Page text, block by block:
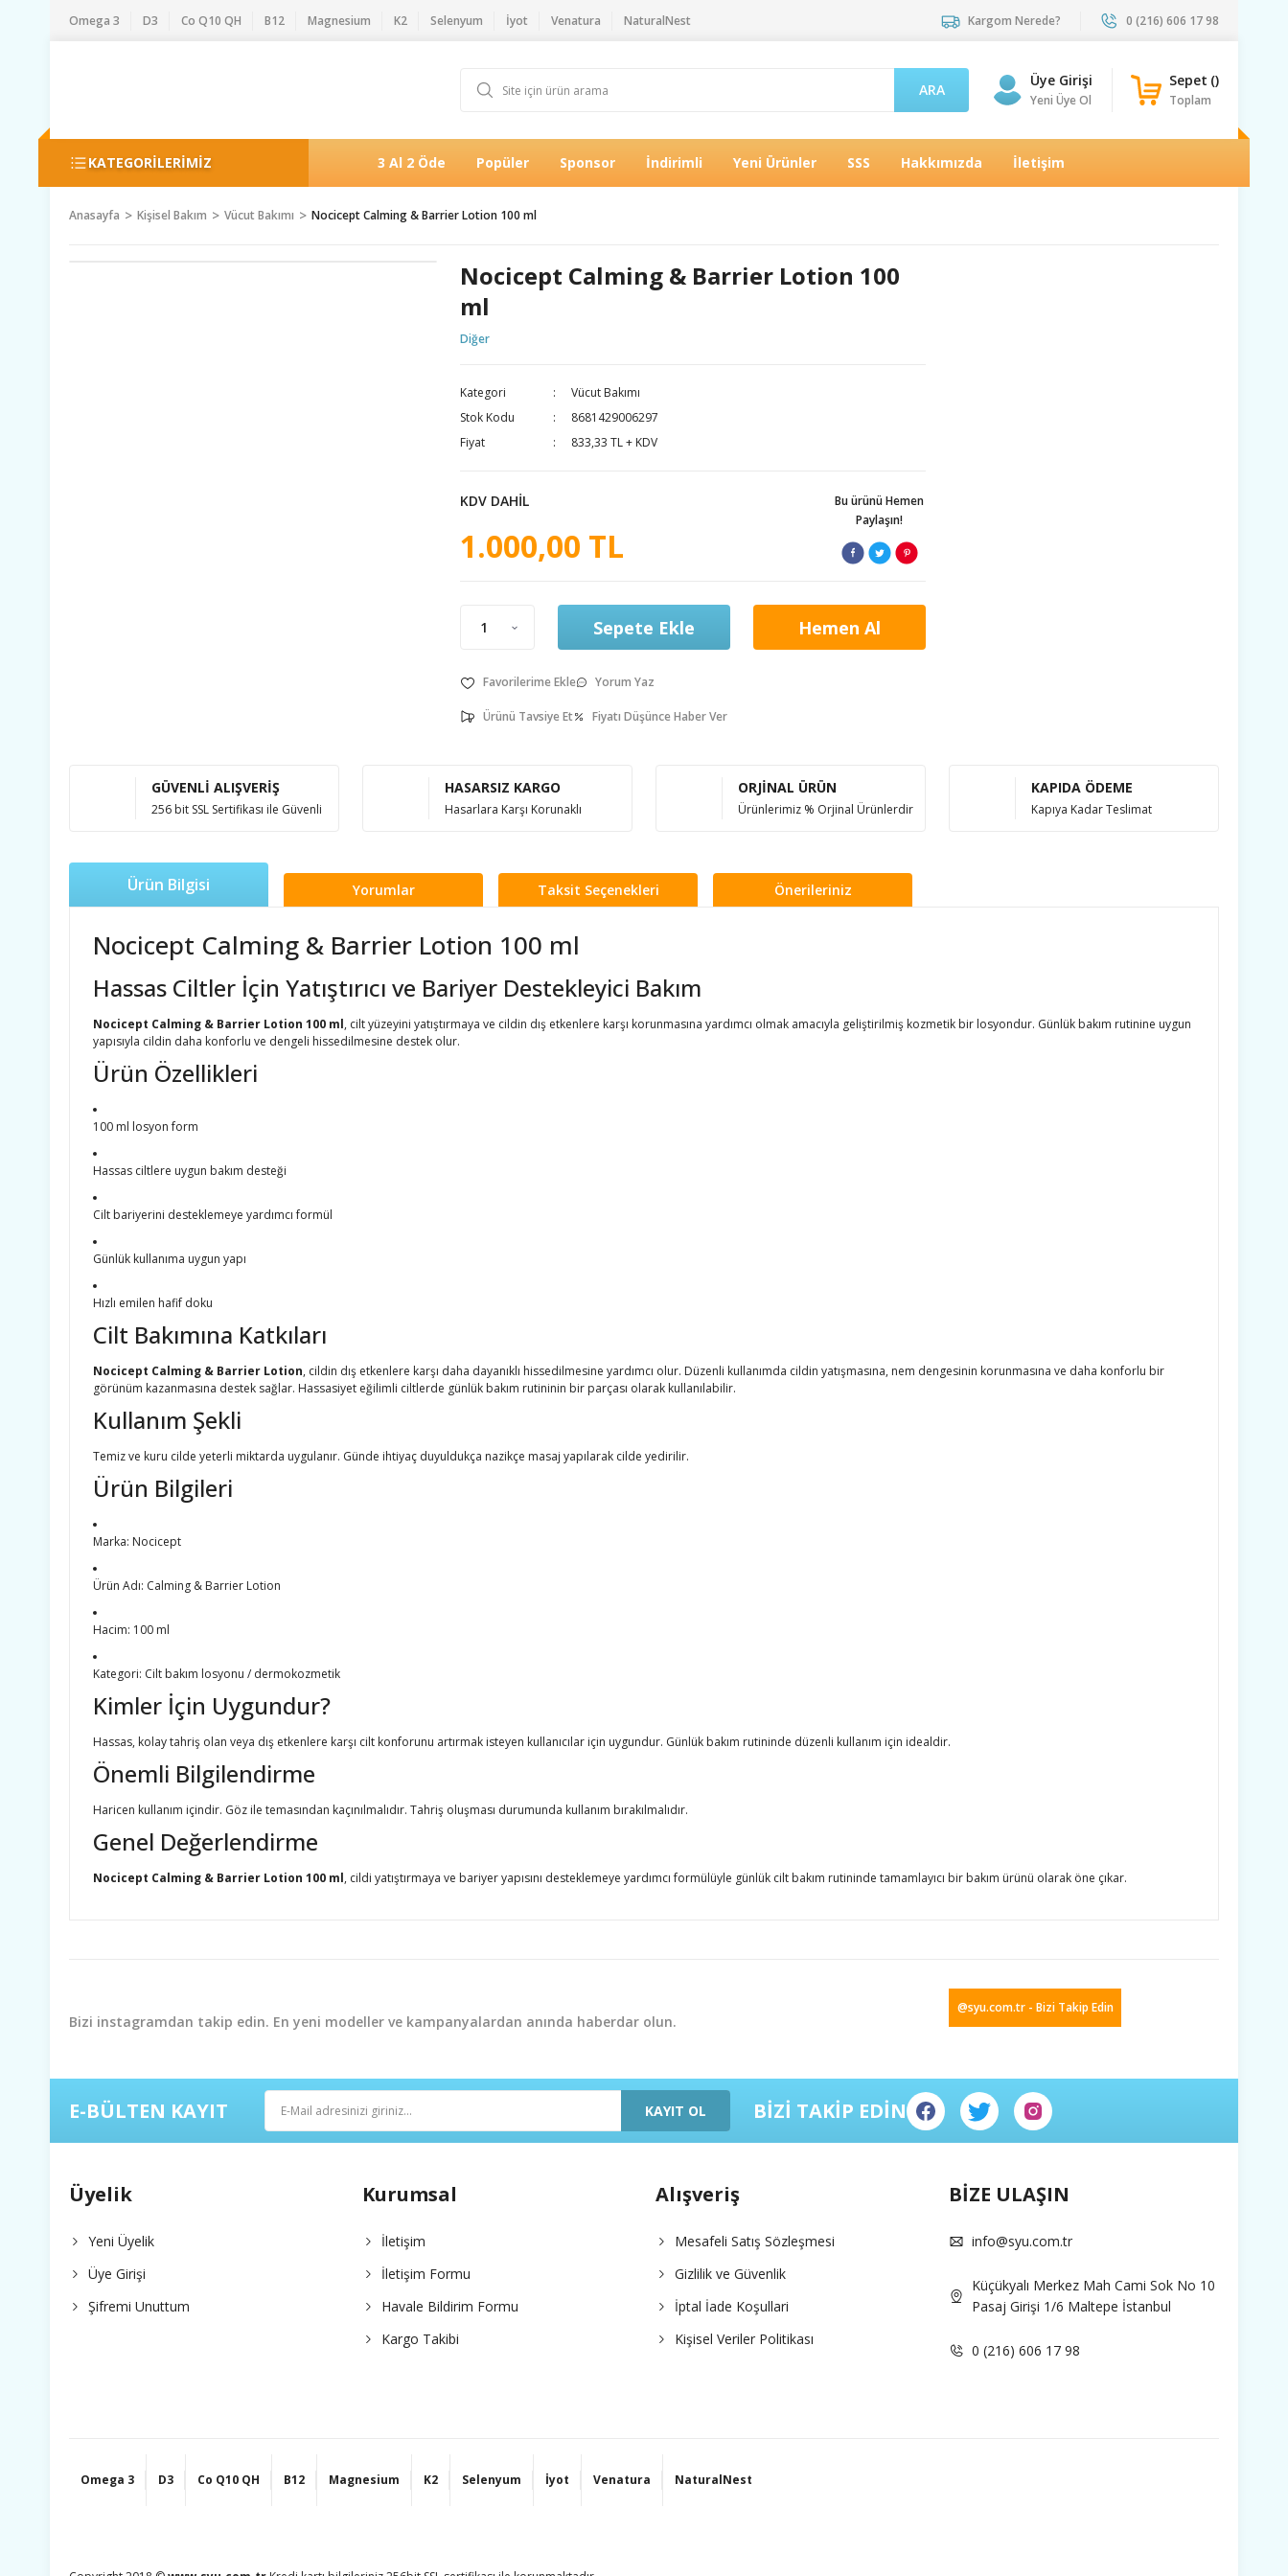
Omega 3 D3 Co Q10 QH B12 Magnesium K2 Selenyum İyot Venatura NaturalNest Kargom Nerede? 0 (216) 606 17 98
ARA
Üye Girişi
Yeni Üye Ol
Sepet ()
Toplam
KATEGORİLERİMİZ 3 Al 2 Öde Popüler Sponsor İndirimli Yeni Ürünler SSS Hakkımızda İletişim
Anasayfa Kişisel Bakım Vücut Bakımı Nocicept Calming & Barrier Lotion 100 ml
Nocicept Calming & Barrier Lotion 100
ml
Diğer
Kategori
Vücut Bakımı
Stok Kodu
8681429006297
Fiyat
833,33 TL + KDV
KDV DAHİL
1.000,00 TL
Bu ürünü Hemen
Paylaşın!
Sepete Ekle Hemen Al
Yorum Yaz
Ürünü Tavsiye Et Fiyatı Düşünce Haber Ver
GÜVENLİ ALIŞVERİŞ
256 bit SSL Sertifikası ile Güvenli
HASARSIZ KARGO
Hasarlara Karşı Korunaklı
ORJİNAL ÜRÜN
Ürünlerimiz % Orjinal Ürünlerdir
KAPIDA ÖDEME
Kapıya Kadar Teslimat
Ürün Bilgisi Yorumlar Taksit Seçenekleri Önerileriniz
Nocicept Calming & Barrier Lotion 100 ml
Hassas Ciltler İçin Yatıştırıcı ve Bariyer Destekleyici Bakım
Nocicept Calming & Barrier Lotion 100 ml, cilt yüzeyini yatıştırmaya ve cildin dış etkenlere karşı korunmasına yardımcı olmak amacıyla geliştirilmiş kozmetik bir losyondur. Günlük bakım rutinine uygun
yapısıyla cildin daha konforlu ve dengeli hissedilmesine destek olur.
Ürün Özellikleri
100 ml losyon form
Hassas ciltlere uygun bakım desteği
Cilt bariyerini desteklemeye yardımcı formül
Günlük kullanıma uygun yapı
Hızlı emilen hafif doku
Cilt Bakımına Katkıları
Nocicept Calming & Barrier Lotion, cildin dış etkenlere karşı daha dayanıklı hissedilmesine yardımcı olur. Düzenli kullanımda cildin yatışmasına, nem dengesinin korunmasına ve daha konforlu bir
görünüm kazanmasına destek sağlar. Hassasiyet eğilimli ciltlerde günlük bakım rutininin bir parçası olarak kullanılabilir.
Kullanım Şekli
Temiz ve kuru cilde yeterli miktarda uygulanır. Günde ihtiyaç duyuldukça nazikçe masaj yapılarak cilde yedirilir.
Ürün Bilgileri
Marka: Nocicept
Ürün Adı: Calming & Barrier Lotion
Hacim: 100 ml
Kategori: Cilt bakım losyonu / dermokozmetik
Kimler İçin Uygundur?
Hassas, kolay tahriş olan veya dış etkenlere karşı cilt konforunu artırmak isteyen kullanıcılar için uygundur. Günlük bakım rutininde düzenli kullanım için idealdir.
Önemli Bilgilendirme
Haricen kullanım içindir. Göz ile temasından kaçınılmalıdır. Tahriş oluşması durumunda kullanım bırakılmalıdır.
Genel Değerlendirme
Nocicept Calming & Barrier Lotion 100 ml, cildi yatıştırmaya ve bariyer yapısını desteklemeye yardımcı formülüyle günlük cilt bakım rutininde tamamlayıcı bir bakım ürünü olarak öne çıkar.
Ürün resmi kalitesiz, bozuk veya görüntülenemiyor.
Bu ürüne benzer farklı alternatifler olmalı.
Bizi instagramdan takip edin. En yeni modeller ve kampanyalardan anında haberdar olun.
@syu.com.tr - Bizi Takip Edin
E-BÜLTEN KAYIT KAYIT OL BİZİ TAKİP EDİN
Üyelik
Yeni Üyelik
Üye Girişi
Şifremi Unuttum
Kurumsal
İletişim
İletişim Formu
Havale Bildirim Formu
Kargo Takibi
Alışveriş
Mesafeli Satış Sözleşmesi
Gizlilik ve Güvenlik
İptal İade Koşullari
Kişisel Veriler Politikası
BİZE ULAŞIN
info@syu.com.tr
Küçükyalı Merkez Mah Cami Sok No 10
Pasaj Girişi 1/6 Maltepe İstanbul
0 (216) 606 17 98
Omega 3 D3 Co Q10 QH B12 Magnesium K2 Selenyum İyot Venatura NaturalNest